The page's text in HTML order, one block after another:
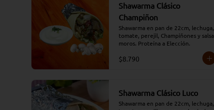
Shawarma Clásico
Champiñon
Shawarma en pan de 22cm, lechuga,
tomate, perejil, Champiñones y salsa
moros. Proteína a Elección.
$8.790
Shawarma Clásico Luco
Shawarma en pan de 22cm, lechuga,